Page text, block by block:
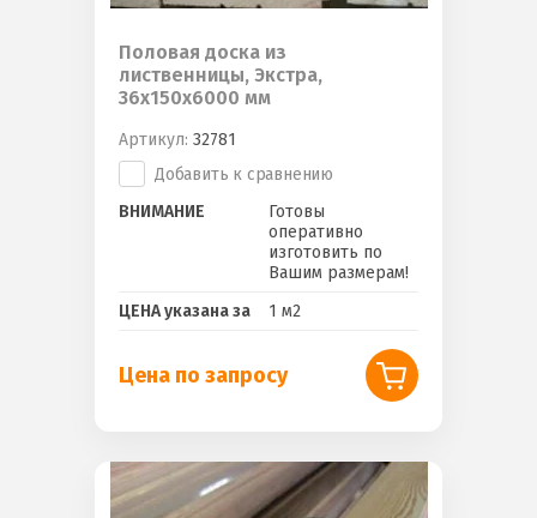
Половая доска из
лиственницы, Экстра,
36х150х6000 мм
Артикул: 32781
Добавить к сравнению
ВНИМАНИЕ
Готовы
оперативно
изготовить по
Вашим размерам!
ЦЕНА указана за
1 м2
Цена по запросу